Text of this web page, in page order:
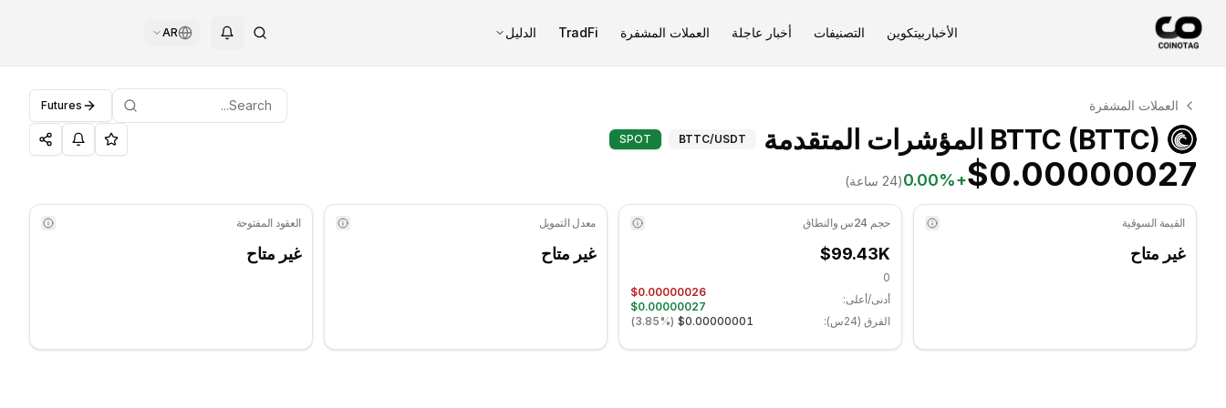
الأخبار بيتكوين التصنيفات أخبار عاجلة العملات المشفرة TradFi الدليل AR
التحليل الفني لـ BTTC
BTTC يتم تداوله حاليًا عند $0.00000027. مؤشر RSI عند 48.05 في المنطقة المحايدة. الاتجاه اليومي جانبي. مستوى الدعم الرئيسي: $0.00000026, مستوى المقاومة: $0.00000027.
العملات المشفرة Futures
BTTC (BTTC) المؤشرات المتقدمة BTTC (BTTC) المؤشرات المتقدمة - COINOTAG
BTTC/USDT
SPOT
$0.00000027
+
0.00% (24 ساعة)
القيمة السوقية
غير متاح
حجم 24س والنطاق
$99.43K
0
أدنى/أعلى:
$0.00000026
$0.00000027
الفرق (24س):
$0.00000001
(
3.85%
)
معدل التمويل
غير متاح
العقود المفتوحة
غير متاح